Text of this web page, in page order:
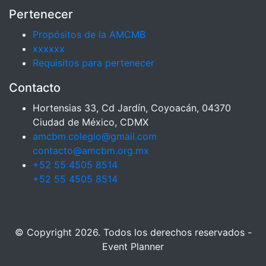
Pertenecer
Propósitos de la AMCMB
xxxxxx
Requisitos para pertenecer
Contacto
Hortensias 33, Cd Jardín, Coyoacán, 04370
Ciudad de México, CDMX
amcbm.colegio@gmail.com
contacto@amcbm.org.mx
+52 55 4505 8514
+52 55 4505 8514
© Copyright 2026. Todos los derechos reservados -
Event Planner